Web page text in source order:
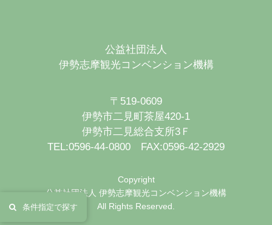
条件指定で探す
公益社団法人
伊勢志摩観光コンベンション機構
〒519-0609
伊勢市二見町茶屋420-1
伊勢市二見総合支所3Ｆ
TEL:0596-44-0800 FAX:0596-42-2929
Copyright
公益社団法人 伊勢志摩観光コンベンション機構
All Rights Reserved.